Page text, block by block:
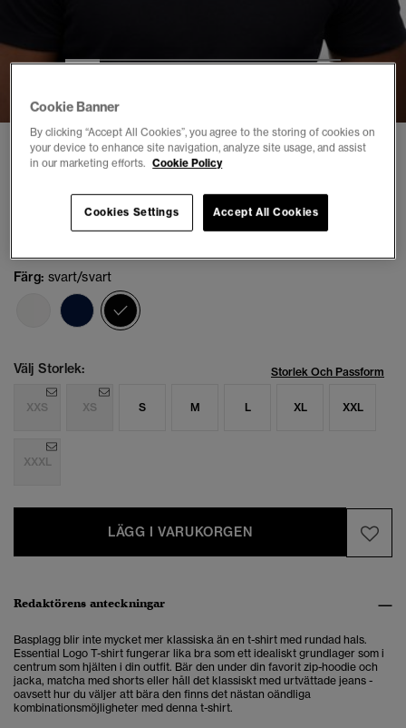
3 FÖR KR649
(28)
kr 349,00
Färg: svart/svart
Välj Storlek: Storlek Och Passform
XXS XS S M L XL XXL
XXXL
LÄGG I VARUKORGEN
Redaktörens anteckningar
Basplagg blir inte mycket mer klassiska än en t-shirt med rundad hals.
Essential Logo T-shirt fungerar lika bra som ett idealiskt grundlager som i
centrum som hjälten i din outfit. Bär den under din favorit zip-hoodie och
jacka, matcha med shorts eller håll det klassiskt med urtvättade jeans -
oavsett hur du väljer att bära den finns det nästan oändliga
kombinationsmöjligheter med denna t-shirt.
Cookie Banner
By clicking “Accept All Cookies”, you agree to the storing of cookies on
your device to enhance site navigation, analyze site usage, and assist
in our marketing efforts. Cookie Policy
Accept All Cookies
Cookies Settings